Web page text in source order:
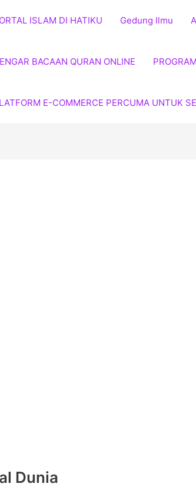
ISLAM DI HATIKU Gedung Ilmu
BACAAN QURAN ONLINE
E-COMMERCE PERCUMA UNTUK
Dunia